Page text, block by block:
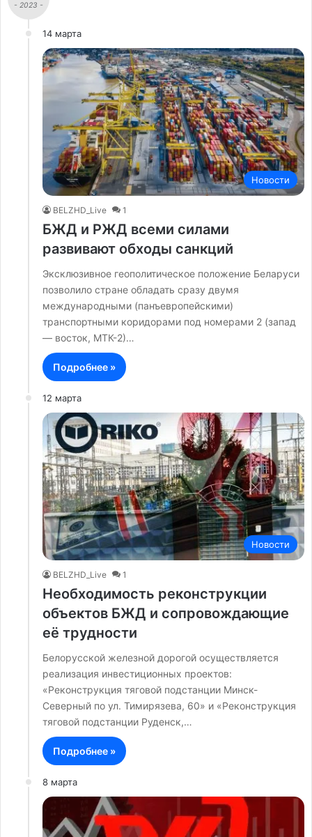
- 2023 -
14 марта
Новости
BELZHD_Live 1
БЖД и РЖД всеми силами
развивают обходы санкций
Эксклюзивное геополитическое положение Беларуси
позволило стране обладать сразу двумя
международными (панъевропейскими)
транспортными коридорами под номерами 2 (запад
— восток, МТК-2)…
Подробнее »
12 марта
Новости
BELZHD_Live 1
Необходимость реконструкции
объектов БЖД и сопровождающие
её трудности
Белорусской железной дорогой осуществляется
реализация инвестиционных проектов:
«Реконструкция тяговой подстанции Минск-
Северный по ул. Тимирязева, 60» и «Реконструкция
тяговой подстанции Руденск,…
Подробнее »
8 марта